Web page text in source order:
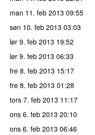
man 11. feb 2013 09:55
søn 10. feb 2013 03:03
lør 9. feb 2013 19:52
lør 9. feb 2013 06:33
fre 8. feb 2013 15:17
fre 8. feb 2013 01:28
tors 7. feb 2013 11:17
ons 6. feb 2013 20:10
ons 6. feb 2013 06:46